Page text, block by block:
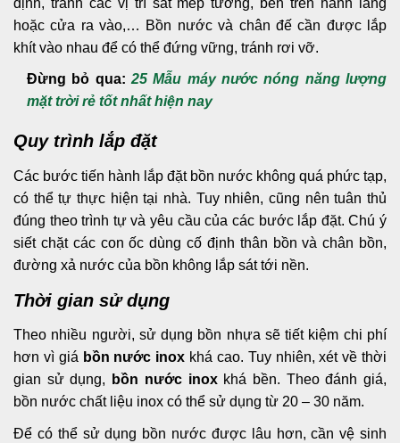
hoặc cửa ra vào,… Bồn nước và chân đế cần được lắp
khít vào nhau để có thể đứng vững, tránh rơi vỡ.
Đừng bỏ qua: 25 Mẫu máy nước nóng năng lượng
mặt trời rẻ tốt nhất hiện nay
Quy trình lắp đặt
Các bước tiến hành lắp đặt bồn nước không quá phức tạp,
có thể tự thực hiện tại nhà. Tuy nhiên, cũng nên tuân thủ
đúng theo trình tự và yêu cầu của các bước lắp đặt. Chú ý
siết chặt các con ốc dùng cố định thân bồn và chân bồn,
đường xả nước của bồn không lắp sát tới nền.
Thời gian sử dụng
Theo nhiều người, sử dụng bồn nhựa sẽ tiết kiệm chi phí
hơn vì giá bồn nước inox khá cao. Tuy nhiên, xét về thời
gian sử dụng,
bồn nước inox khá bền. Theo đánh giá,
bồn nước chất liệu inox có thể sử dụng từ 20 – 30 năm.
Để có thể sử dụng bồn nước được lâu hơn, cần vệ sinh